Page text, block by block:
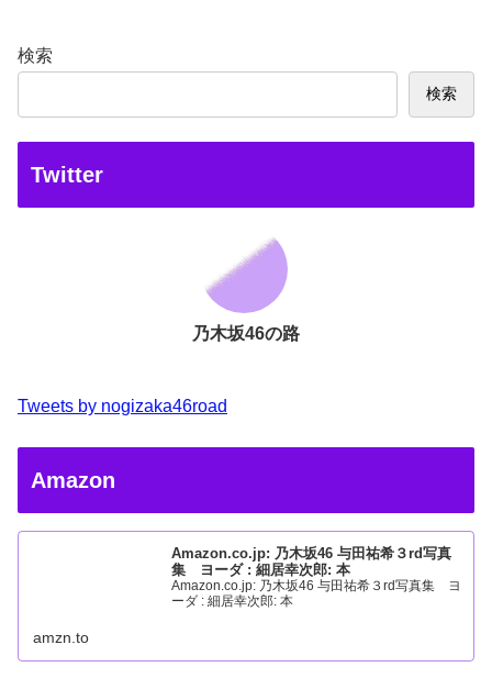
検索
検索
Twitter
乃木坂46の路
Tweets by nogizaka46road
Amazon
Amazon.co.jp: 乃木坂46 与田祐希３rd写真
集 ヨーダ : 細居幸次郎: 本
Amazon.co.jp: 乃木坂46 与田祐希３rd写真集 ヨ
ーダ : 細居幸次郎: 本
amzn.to